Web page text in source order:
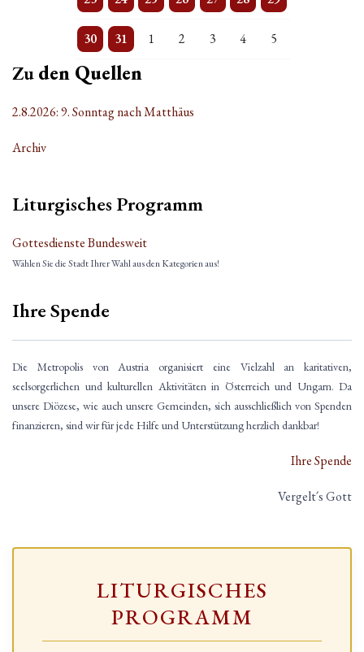
30
3 Veranstaltungen
31
Einzelne Veranstaltung
1
Einzelne Veranstaltung
2
Einzelne Veranstaltung
3
Einzelne Veranstaltung
4
Einzelne Veranstaltung
5
Einzelne Veranstaltung
Zuden Quellen
2.8.2026: 9. Sonntag nach Matthäus
Archiv
Liturgisches Programm
Gottesdienste Bundesweit
Wählen Sie die Stadt Ihrer Wahl aus den Kategorien aus!
Ihre Spende
Die Metropolis von Austria organisiert eine Vielzahl an karitativen,
seelsorgerlichen und kulturellen Aktivitäten in Österreich und Ungarn. Da
unsere Diözese, wie auch unsere Gemeinden, sich ausschließlich von Spenden
finanzieren, sind wir für jede Hilfe und Unterstützung herzlich dankbar!
Ihre Spende
Vergelt´s Gott
LITURGISCHES
PROGRAMM